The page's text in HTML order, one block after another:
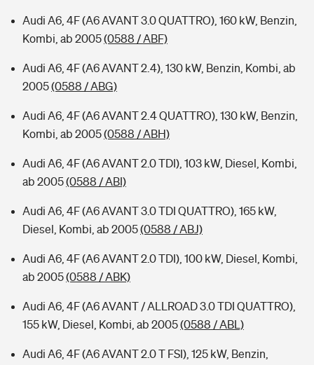
Audi A6, 4F (A6 AVANT 3.0 QUATTRO), 160 kW, Benzin,
Kombi, ab 2005(0588 / ABF)
Audi A6, 4F (A6 AVANT 2.4), 130 kW, Benzin, Kombi, ab
2005(0588 / ABG)
Audi A6, 4F (A6 AVANT 2.4 QUATTRO), 130 kW, Benzin,
Kombi, ab 2005(0588 / ABH)
Audi A6, 4F (A6 AVANT 2.0 TDI), 103 kW, Diesel, Kombi,
ab 2005(0588 / ABI)
Audi A6, 4F (A6 AVANT 3.0 TDI QUATTRO), 165 kW,
Diesel, Kombi, ab 2005(0588 / ABJ)
Audi A6, 4F (A6 AVANT 2.0 TDI), 100 kW, Diesel, Kombi,
ab 2005(0588 / ABK)
Audi A6, 4F (A6 AVANT / ALLROAD 3.0 TDI QUATTRO),
155 kW, Diesel, Kombi, ab 2005(0588 / ABL)
Audi A6, 4F (A6 AVANT 2.0 T FSI), 125 kW, Benzin,